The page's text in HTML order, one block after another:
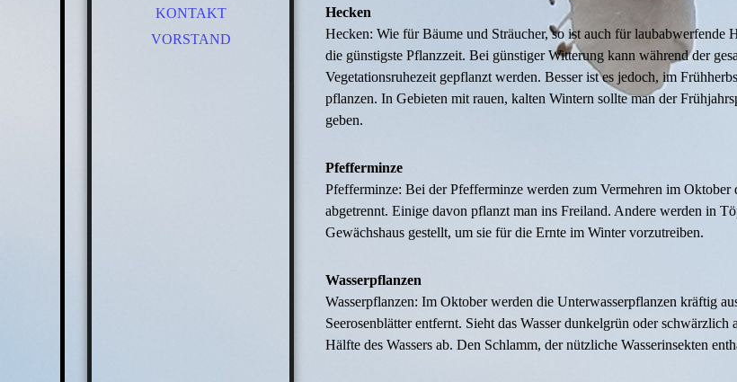
KONTAKT
VORSTAND
Hecken
Hecken: Wie für Bäume und Sträucher, so ist auch für laubabwerfende
die günstigste Pflanzzeit. Bei günstiger Witterung kann während der
Vegetationsruhezeit gepflanzt werden. Besser ist es jedoch, im
pflanzen. In Gebieten mit rauen, kalten Wintern sollte man der
geben.
Pfefferminze
Pfefferminze: Bei der Pfefferminze werden zum Vermehren im Oktober
abgetrennt. Einige davon pflanzt man ins Freiland. Andere werden in
Gewächshaus gestellt, um sie für die Ernte im Winter vorzutreiben.
Wasserpflanzen
Wasserpflanzen: Im Oktober werden die Unterwasserpflanzen kräftig
Seerosenblätter entfernt. Sieht das Wasser dunkelgrün oder schwärzlich
Hälfte des Wassers ab. Den Schlamm, der nützliche Wasserinsekten